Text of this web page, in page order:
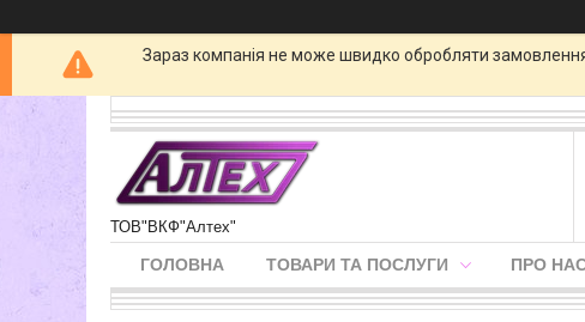
Зараз компанія не може швидко обробляти
ТОВ"ВКФ"Алтех"
ГОЛОВНА ТОВАРИ ТА ПОСЛУГИ ПРО